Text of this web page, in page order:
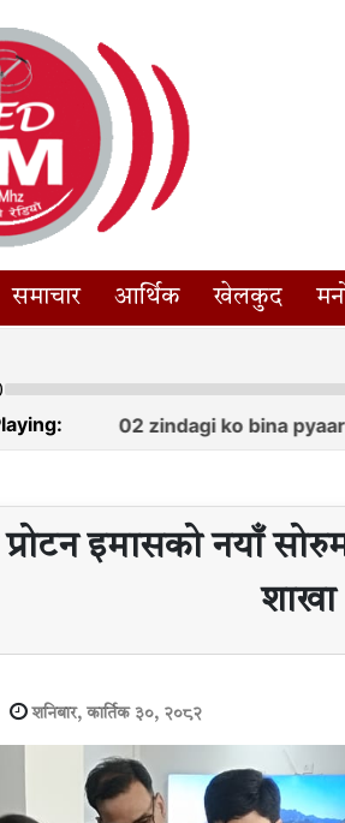
समाचार आर्थिक खेलकुद
प्रोटन इमासको नयाँ
शाखा
शनिबार, कार्तिक ३०, २०८२